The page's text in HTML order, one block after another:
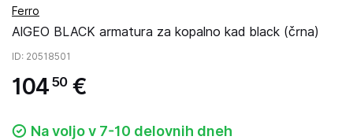
Ferro
AlGEO BLACK armatura za kopalno kad black (črna)
ID: 20518501
104 50 €
Na voljo v 7-10 delovnih dneh